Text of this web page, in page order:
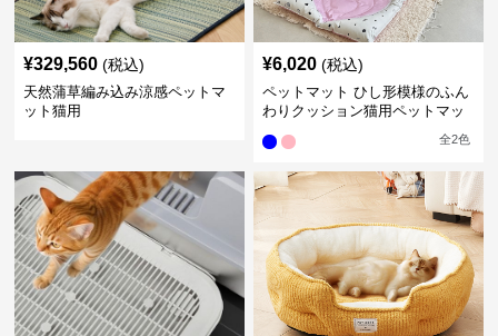
¥329,560 (税込)
天然蒲草編み込み涼感ペットマ
ット猫用
¥6,020 (税込)
ペットマット ひし形模様のふん
わりクッション猫用ペットマッ
全2色